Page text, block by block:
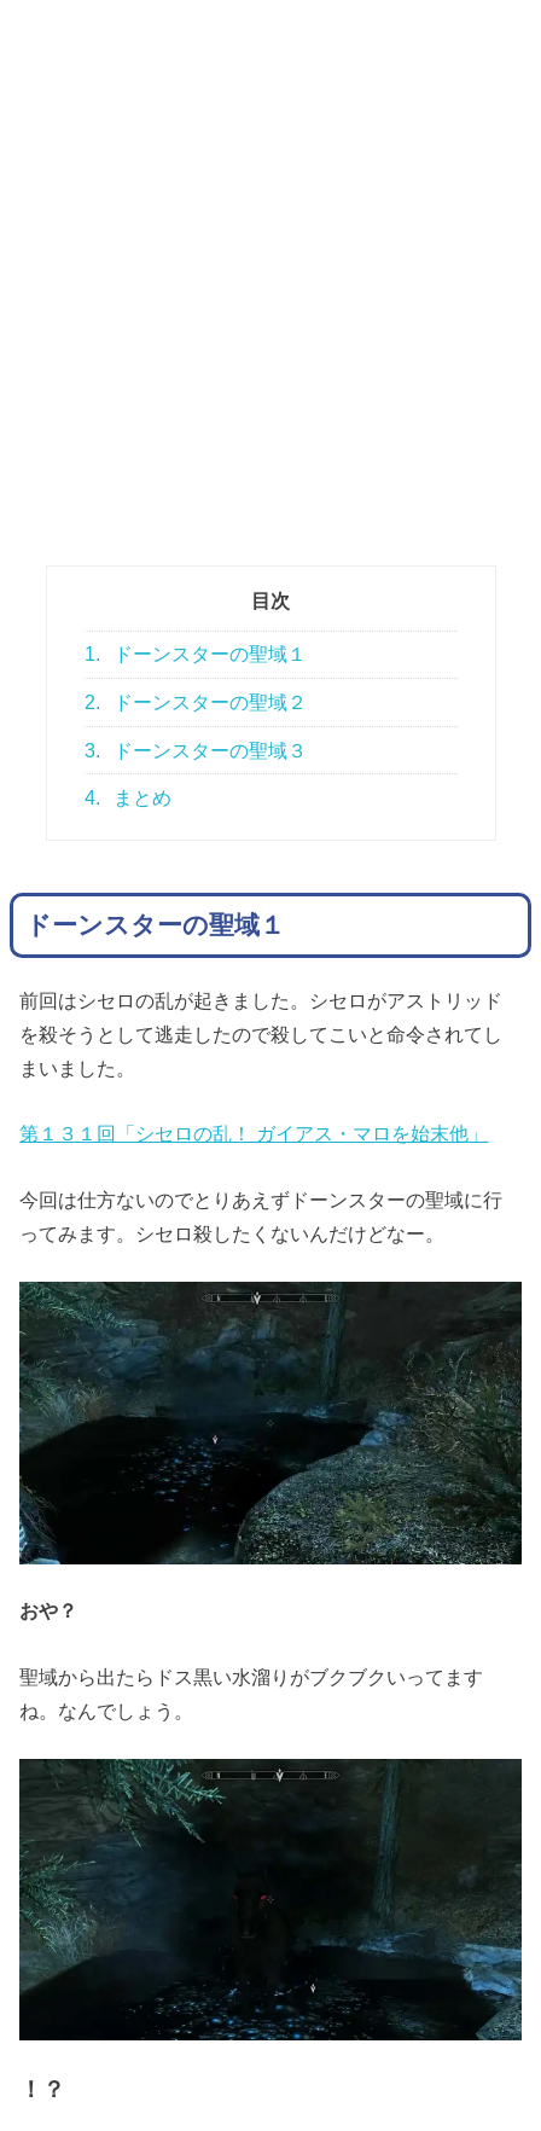
目次
1. ドーンスターの聖域１
2. ドーンスターの聖域２
3. ドーンスターの聖域３
4. まとめ
ドーンスターの聖域１
前回はシセロの乱が起きました。シセロがアストリッド
を殺そうとして逃走したので殺してこいと命令されてし
まいました。
第１３１回「シセロの乱！ ガイアス・マロを始末他」
今回は仕方ないのでとりあえずドーンスターの聖域に行
ってみます。シセロ殺したくないんだけどなー。
おや？
聖域から出たらドス黒い水溜りがブクブクいってます
ね。なんでしょう。
！？